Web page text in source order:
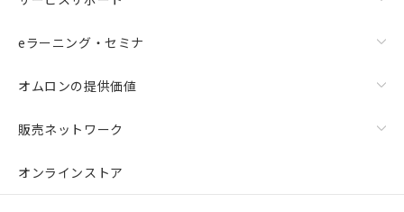
eラーニング・セミナ
オムロンの提供価値
販売ネットワーク
オンラインストア